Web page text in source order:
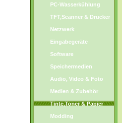
PC-Wasserkühlung
TFT,Scanner & Drucker
Netzwerk
Eingabegeräte
Software
Speichermedien
Audio, Video & Foto
Medien & Zubehör
Tinte,Toner & Papier
Modding